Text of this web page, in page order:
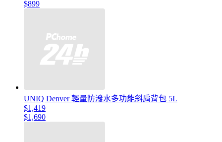
$899
UNIQ Denver 輕量防潑水多功能斜肩背包 5L
$1,419
$1,690